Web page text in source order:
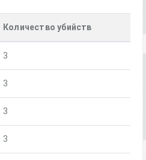
Количество убийств
3
3
3
3